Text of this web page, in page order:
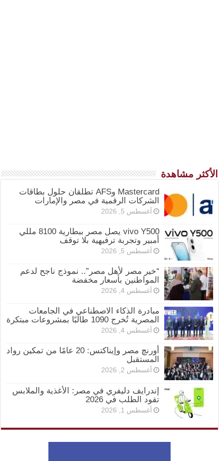
الأكثر مشاهدة
Mastercard وAFS تطلقان حلول بطاقات
الشركات الرقمية في مصر والإمارات
أغسطس 5, 2026
vivo Y500 يصل مصر ببطارية 8100 مللي
أمبير وتجربة ترفيهية بلا توقف
أغسطس 5, 2026
“خير مصر لأهل مصر”.. نموذج ناجح لدعم
المواطنين بأسعار مخفضة
أغسطس 4, 2026
مبادرة الذكاء الاصطناعي في الجامعات
المصرية تُخرج 1090 طالبًا بمشروعات مبتكرة
أغسطس 4, 2026
أورنچ مصر وإيناكتس: 20 عامًا من تمكين رواد
المستقبل
أغسطس 2, 2026
إندرايف دليفري في مصر: الأغذية والملابس
تقود الطلب في 2026
أغسطس 1, 2026